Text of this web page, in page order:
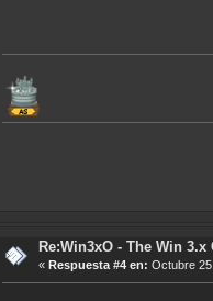
Re:Win3xO - The Win
« Respuesta #4 en: Octubre